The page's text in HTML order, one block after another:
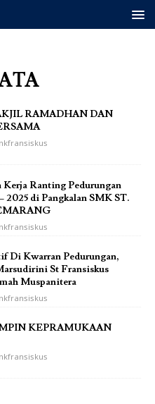
RAMADHAN DAN
Kerja Ranting Pedurungan
2025 di Pangkalan SMK ST.
Di Kwarran Pedurungan,
St Fransiskus
Muspanitera
KEPRAMUKAAN